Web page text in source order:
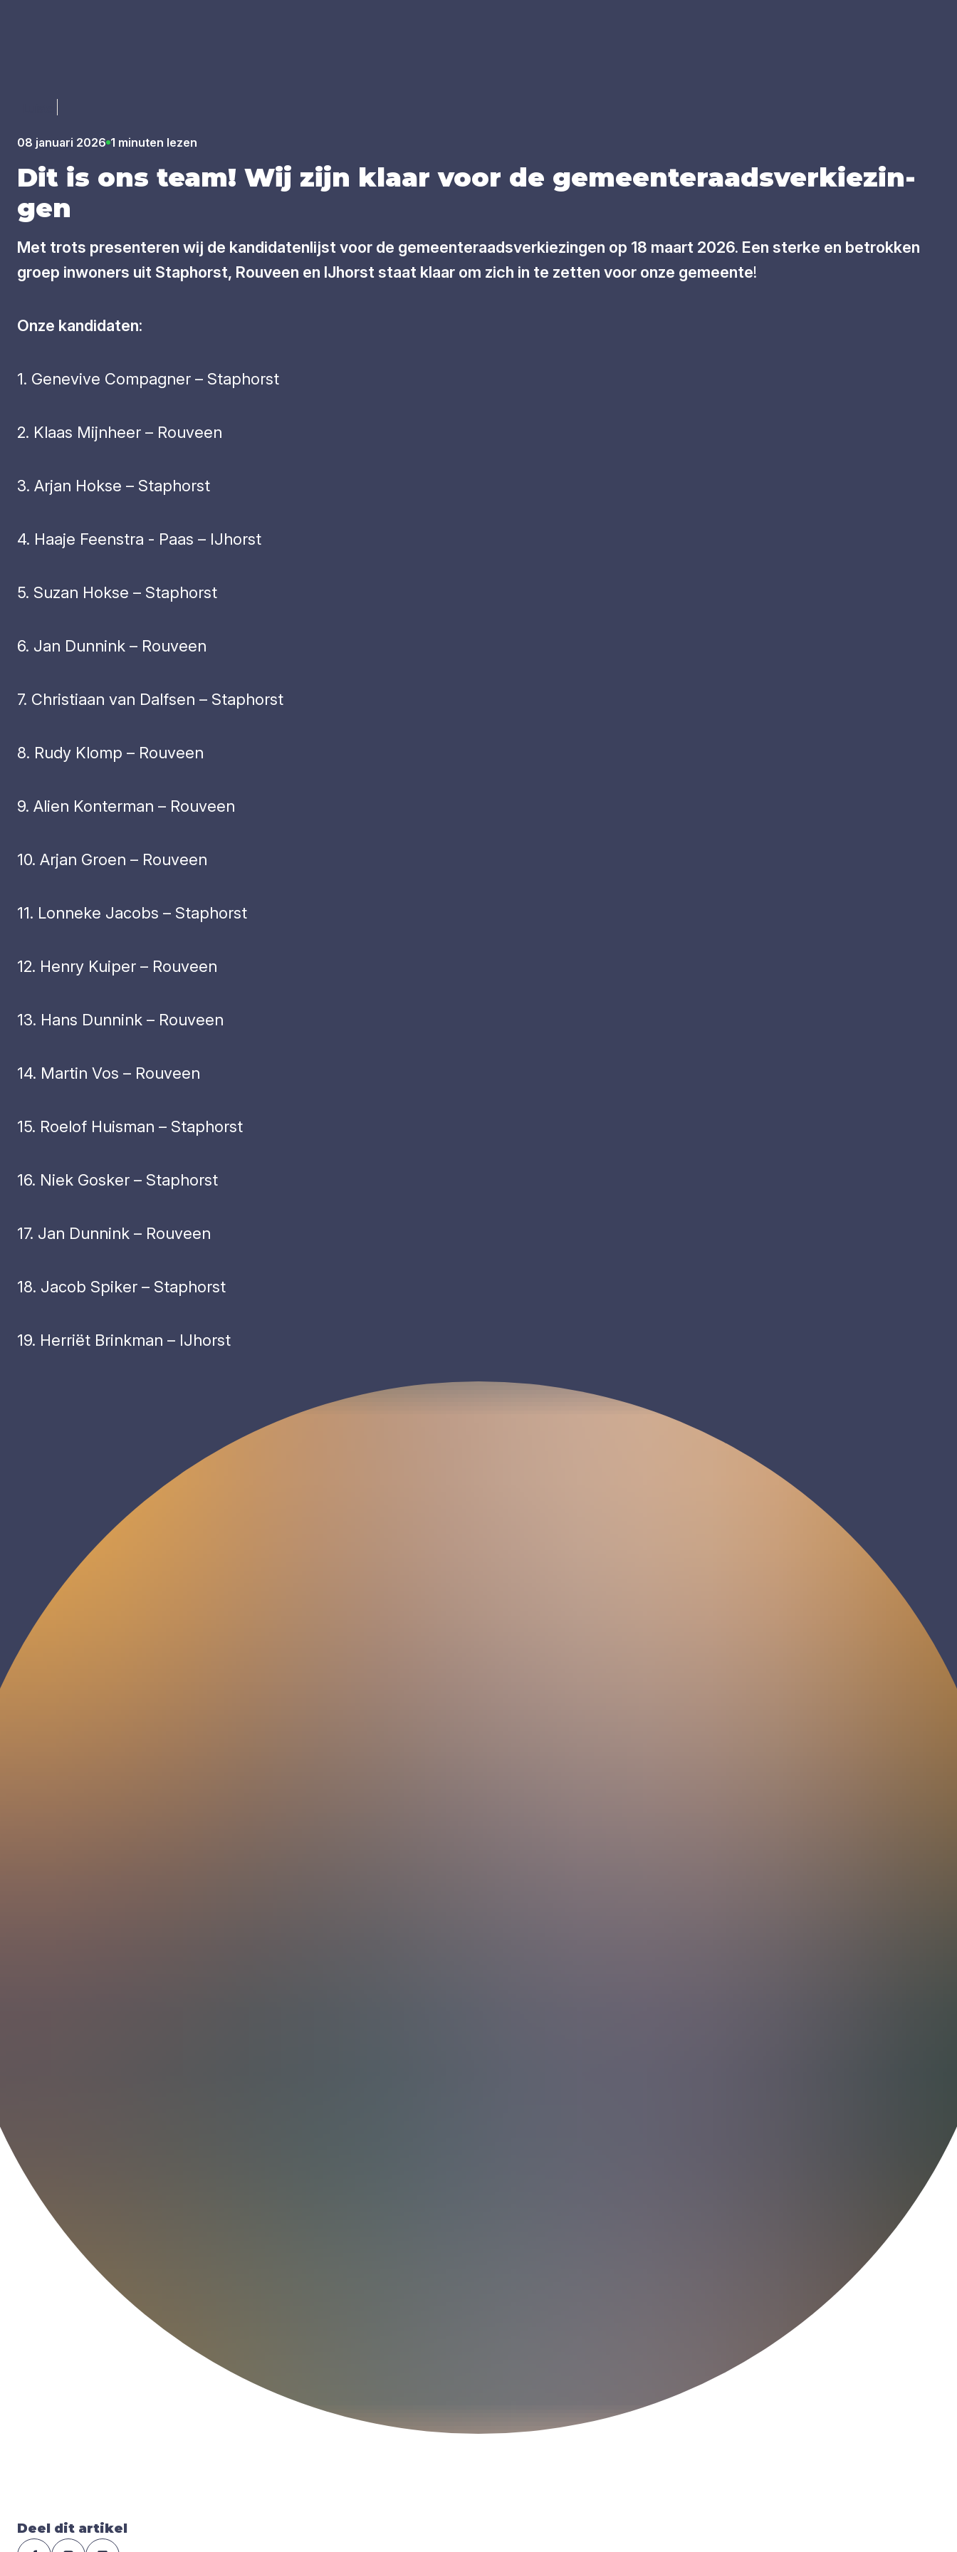
08 januari 2026 1 minuten lezen
Dit is ons team! Wij zijn klaar voor de gemeen­te­raads­ver­kie­zin­
gen
Met trots presenteren wij de kandidatenlijst voor de gemeenteraadsverkiezingen op 18 maart 2026. Een sterke en betrokken
groep inwoners uit Staphorst, Rouveen en IJhorst staat klaar om zich in te zetten voor onze gemeente!
Onze kandidaten:
1. Genevive Compagner – Staphorst
2. Klaas Mijnheer – Rouveen
3. Arjan Hokse – Staphorst
4. Haaje Feenstra - Paas – IJhorst
5. Suzan Hokse – Staphorst
6. Jan Dunnink – Rouveen
7. Christiaan van Dalfsen – Staphorst
8. Rudy Klomp – Rouveen
9. Alien Konterman – Rouveen
10. Arjan Groen – Rouveen
11. Lonneke Jacobs – Staphorst
12. Henry Kuiper – Rouveen
13. Hans Dunnink – Rouveen
14. Martin Vos – Rouveen
15. Roelof Huisman – Staphorst
16. Niek Gosker – Staphorst
17. Jan Dunnink – Rouveen
18. Jacob Spiker – Staphorst
19. Herriët Brinkman – IJhorst
Deel dit artikel